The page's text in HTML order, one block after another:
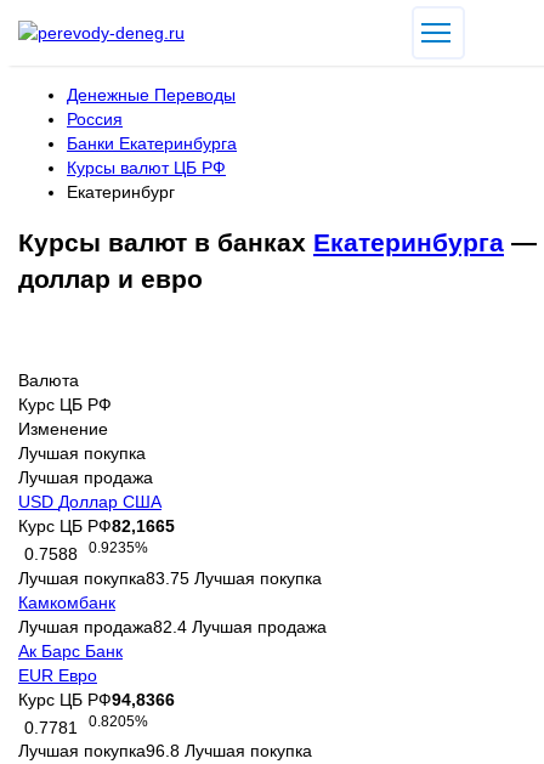
Денежные Переводы
Россия
Банки Екатеринбурга
Курсы валют ЦБ РФ
Екатеринбург
Курсы валют в банках Екатеринбурга —
доллар и евро
Валюта
Курс ЦБ РФ
Изменение
Лучшая покупка
Лучшая продажа
USD Доллар США
Курс ЦБ РФ82,1665
0.7588
0.9235%
Лучшая покупка83.75 Лучшая покупка
Камкомбанк
Лучшая продажа82.4 Лучшая продажа
Ак Барс Банк
EUR Евро
Курс ЦБ РФ94,8366
0.7781
0.8205%
Лучшая покупка96.8 Лучшая покупка